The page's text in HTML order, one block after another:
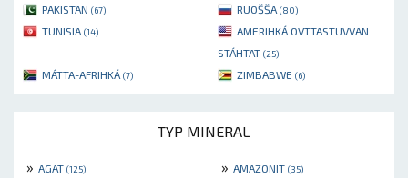
PAKISTAN (67) RUOŠŠA (80)
TUNISIA (14)
AMERIHKÁ OVTTASTUVVAN
STÁHTAT (25)
MÁTTA-AFRIHKÁ (7) ZIMBABWE (6)
TYP MINERAL
» AGAT (125) » AMAZONIT (35)